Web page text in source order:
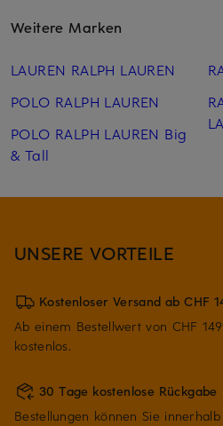
Weitere Marken
LAUREN RALPH LAUREN
POLO RALPH LAUREN
POLO RALPH LAUREN Big
& Tall
UNSERE VORTEILE
Kostenloser Versand ab CHF
Ab einem Bestellwert von CHF
kostenlos.
30 Tage kostenlose Rückgabe
Bestellungen können Sie